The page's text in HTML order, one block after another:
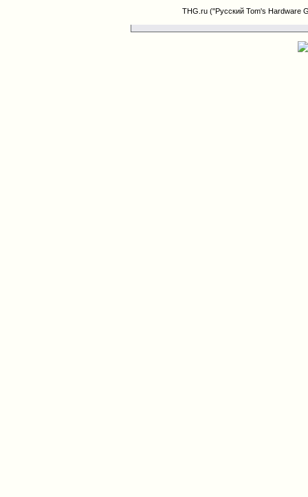
THG.ru ("Русский Tom's Hardware